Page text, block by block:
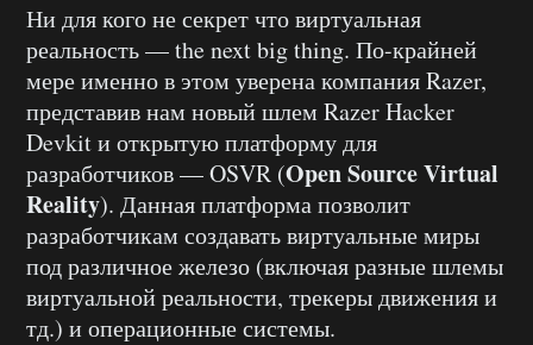
Ни для кого не секрет что виртуальная
реальность — the next big thing. По-крайней
мере именно в этом уверена компания Razer,
представив нам новый шлем Razer Hacker
Devkit и открытую платформу для
разработчиков — OSVR (Open Source Virtual
Reality). Данная платформа позволит
разработчикам создавать виртуальные миры
под различное железо (включая разные шлемы
виртуальной реальности, трекеры движения и
тд.) и операционные системы.